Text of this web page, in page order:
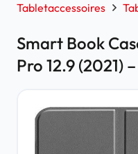
Tabletaccessoires
Smart Book
Pro 12.9 (2021)